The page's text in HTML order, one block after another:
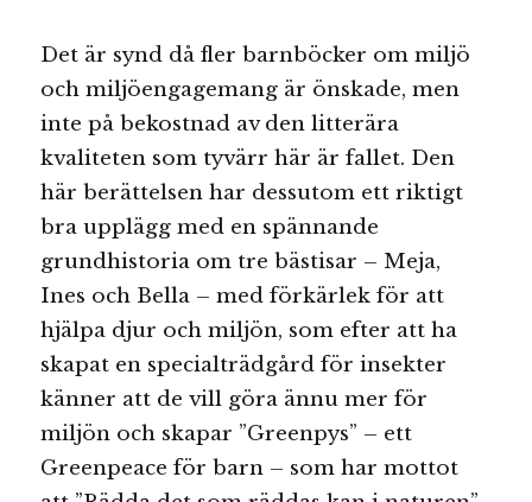
Det är synd då fler barnböcker om miljö
och miljöengagemang är önskade, men
inte på bekostnad av den litterära
kvaliteten som tyvärr här är fallet. Den
här berättelsen har dessutom ett riktigt
bra upplägg med en spännande
grundhistoria om tre bästisar – Meja,
Ines och Bella – med förkärlek för att
hjälpa djur och miljön, som efter att ha
skapat en specialträdgård för insekter
känner att de vill göra ännu mer för
miljön och skapar ”Greenpys” – ett
Greenpeace för barn – som har mottot